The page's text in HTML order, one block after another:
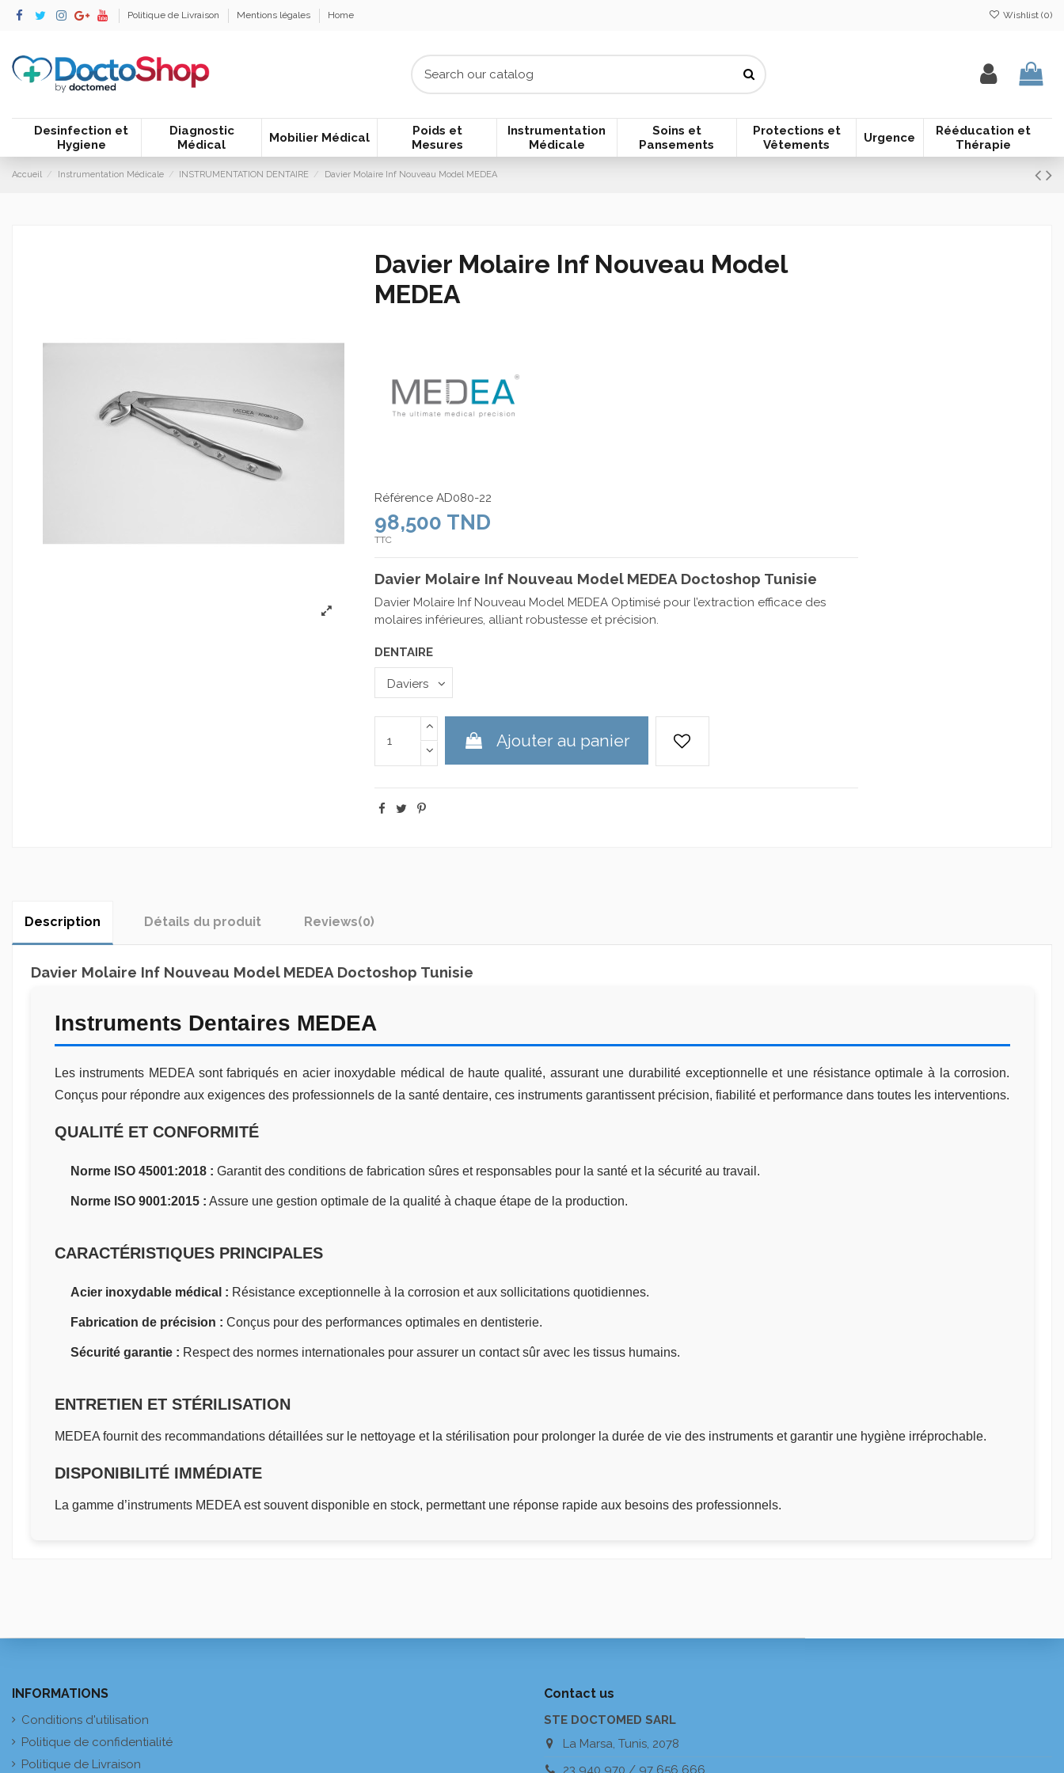
Politique de Livraison Mentions légales Home Wishlist (0)
Desinfection et
Hygiene
Diagnostic
Médical
Mobilier Médical
Poids et
Mesures
Instrumentation
Médicale
Soins et
Pansements
Protections et
Vêtements
Urgence
Rééducation et
Thérapie
Accueil Instrumentation Médicale INSTRUMENTATION DENTAIRE Davier Molaire Inf Nouveau Model MEDEA
Davier Molaire Inf Nouveau Model
MEDEA
Référence AD080-22
98,500 TND
TTC
Davier Molaire Inf Nouveau Model MEDEA Doctoshop Tunisie
Davier Molaire Inf Nouveau Model MEDEA Optimisé pour l’extraction efficace des
molaires inférieures, alliant robustesse et précision.
DENTAIRE
Ajouter au panier
Description Détails du produit Reviews(0)
Davier Molaire Inf Nouveau Model MEDEA Doctoshop Tunisie
Instruments Dentaires MEDEA
Les instruments MEDEA sont fabriqués en acier inoxydable médical de haute qualité, assurant une durabilité exceptionnelle et une résistance optimale à la corrosion.
Conçus pour répondre aux exigences des professionnels de la santé dentaire, ces instruments garantissent précision, fiabilité et performance dans toutes les interventions.
QUALITÉ ET CONFORMITÉ
Norme ISO 45001:2018 : Garantit des conditions de fabrication sûres et responsables pour la santé et la sécurité au travail.
Norme ISO 9001:2015 : Assure une gestion optimale de la qualité à chaque étape de la production.
CARACTÉRISTIQUES PRINCIPALES
Acier inoxydable médical : Résistance exceptionnelle à la corrosion et aux sollicitations quotidiennes.
Fabrication de précision : Conçus pour des performances optimales en dentisterie.
Sécurité garantie : Respect des normes internationales pour assurer un contact sûr avec les tissus humains.
ENTRETIEN ET STÉRILISATION
MEDEA fournit des recommandations détaillées sur le nettoyage et la stérilisation pour prolonger la durée de vie des instruments et garantir une hygiène irréprochable.
DISPONIBILITÉ IMMÉDIATE
La gamme d’instruments MEDEA est souvent disponible en stock, permettant une réponse rapide aux besoins des professionnels.
INFORMATIONS
Conditions d'utilisation
Politique de confidentialité
Politique de Livraison
Contact us
STE DOCTOMED SARL
La Marsa, Tunis, 2078
23 940 970 / 97 656 666